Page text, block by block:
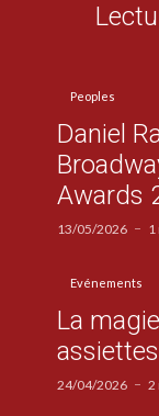
Peoples
Daniel
Awards
13/05/2026 1
Evénements
La
24/04/2026 2